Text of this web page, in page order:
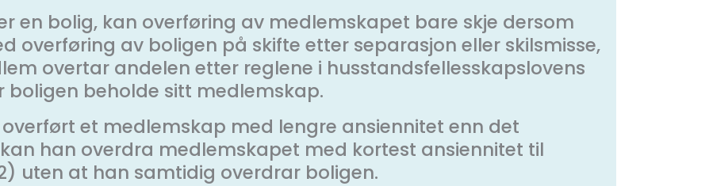
en bolig, kan overføring av medlemskapet bare skje dersom
overføring av boligen på skifte etter separasjon eller skilsmisse,
overtar andelen etter reglene i husstandsfellesskapslovens
boligen beholde sitt medlemskap.
et medlemskap med lengre ansiennitet enn det
han overdra medlemskapet med kortest ansiennitet til
uten at han samtidig overdrar boligen.